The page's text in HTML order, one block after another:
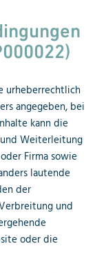
urheberrechtlich
angegeben, bei
kann die
Weiterleitung
Firma sowie
lautende
der
und
oder die